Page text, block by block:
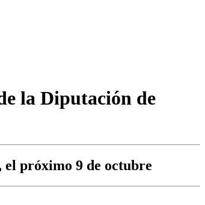
la Diputación de
el próximo 9 de octubre